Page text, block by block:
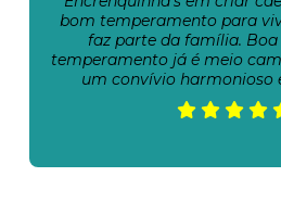
bom temperamento para
faz parte da família. Boa
temperamento já é meio
um convívio harmonioso